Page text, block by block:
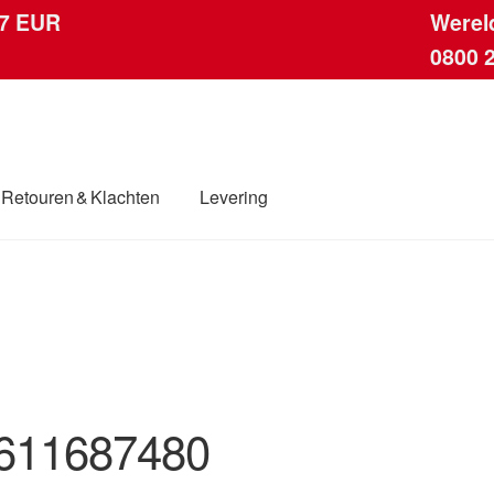
EUR
0800
Retouren & Klachten Levering